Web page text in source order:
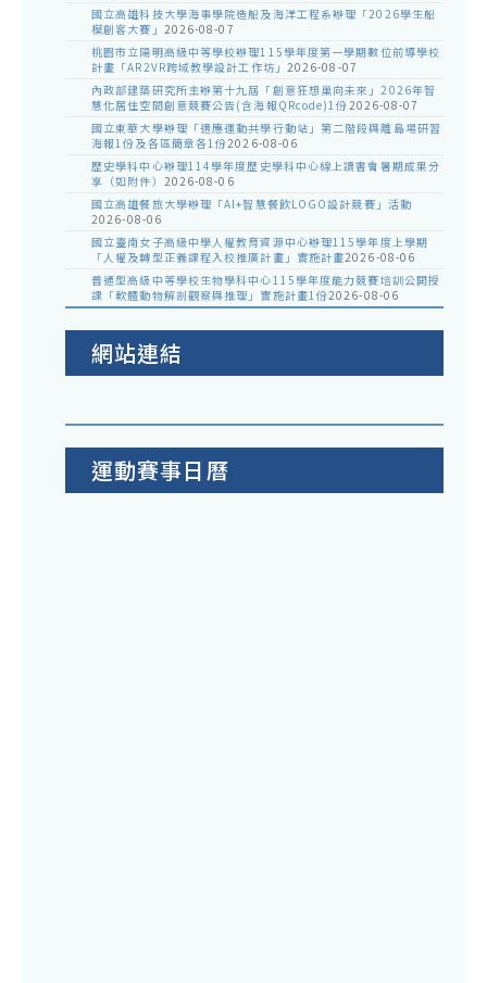
國立高雄科技大學海事學院造船及海洋工程系辦理「2026學生船
模創客大賽」 2026-08-07
桃園市立陽明高級中等學校辦理115學年度第一學期數位前導學校
計畫「AR2VR跨域教學設計工作坊」 2026-08-07
內政部建築研究所主辦第十九屆「創意狂想巢向未來」2026年智
慧化居住空間創意競賽公告(含海報QRcode)1份2026-08-07
國立東華大學辦理「適應運動共學行動站」第二階段與離島場研習
海報1份及各區簡章各1份2026-08-06
歷史學科中心辦理114學年度歷史學科中心線上讀書會暑期成果分
享（如附件） 2026-08-06
國立高雄餐旅大學辦理「AI+智慧餐飲LOGO設計競賽」活動
2026-08-06
國立臺南女子高級中學人權教育資源中心辦理115學年度上學期
「人權及轉型正義課程入校推廣計畫」實施計畫2026-08-06
普通型高級中等學校生物學科中心115學年度能力競賽培訓公開授
課「軟體動物解剖觀察與推理」實施計畫1份2026-08-06
網站連結
運動賽事日曆